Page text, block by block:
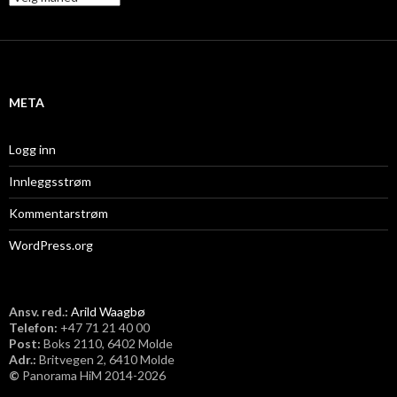
r
i
META
Logg inn
Innleggsstrøm
Kommentarstrøm
WordPress.org
Ansv. red.: Arild Waagbø
Telefon: ​+47 71 21 40 00
Post: Boks 2110, 6402 Molde
Adr.: Britvegen 2, 6410 Molde
© Panorama HiM 2014-2026